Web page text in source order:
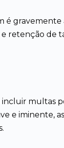
gravemente
retenção de
incluir
e